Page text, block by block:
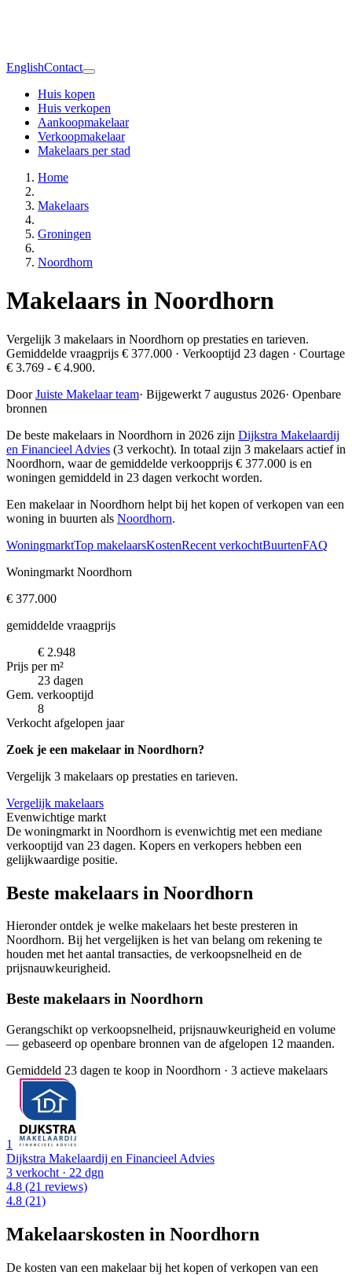
EnglishContact
Huis kopen
Huis verkopen
Aankoopmakelaar
Verkoopmakelaar
Makelaars per stad
Home
Makelaars
Groningen
Noordhorn
Makelaars in Noordhorn
Vergelijk 3 makelaars in Noordhorn op prestaties en tarieven.
Gemiddelde vraagprijs € 377.000 · Verkooptijd 23 dagen · Courtage
€ 3.769 - € 4.900.
DoorJuiste Makelaar team· Bijgewerkt 7 augustus 2026· Openbare
bronnen
De beste makelaars in Noordhorn in 2026 zijn Dijkstra Makelaardij
en Financieel Advies (3 verkocht). In totaal zijn 3 makelaars actief in
Noordhorn, waar de gemiddelde verkoopprijs € 377.000 is en
woningen gemiddeld in 23 dagen verkocht worden.
Een makelaar in Noordhorn helpt bij het kopen of verkopen van een
woning in buurten als Noordhorn.
WoningmarktTop makelaarsKostenRecent verkochtBuurtenFAQ
Woningmarkt Noordhorn
€ 377.000
gemiddelde vraagprijs
€ 2.948
Prijs per m²
23 dagen
Gem. verkooptijd
8
Verkocht afgelopen jaar
Zoek je een makelaar in Noordhorn?
Vergelijk 3 makelaars op prestaties en tarieven.
Vergelijk makelaars
Evenwichtige markt
De woningmarkt in Noordhorn is evenwichtig met een mediane
verkooptijd van 23 dagen. Kopers en verkopers hebben een
gelijkwaardige positie.
Beste makelaars in Noordhorn
Hieronder ontdek je welke makelaars het beste presteren in
Noordhorn. Bij het vergelijken is het van belang om rekening te
houden met het aantal transacties, de verkoopsnelheid en de
prijsnauwkeurigheid.
Beste makelaars in Noordhorn
Gerangschikt op verkoopsnelheid, prijsnauwkeurigheid en volume
— gebaseerd op openbare bronnen van de afgelopen 12 maanden.
Gemiddeld 23 dagen te koop in Noordhorn · 3 actieve makelaars
1
Dijkstra Makelaardij en Financieel Advies
3 verkocht · 22 dgn
4.8 (21 reviews)
4.8 (21)
Makelaarskosten in Noordhorn
De kosten van een makelaar bij het kopen of verkopen van een